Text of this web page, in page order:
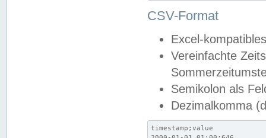
CSV-Format
Excel-
Vereinfachte
Semikolon als
Dezimalkomma
timestamp;value